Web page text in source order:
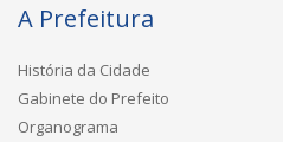
A Prefeitura
História da Cidade
Gabinete do Prefeito
Organograma